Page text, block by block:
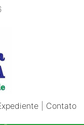
Contato